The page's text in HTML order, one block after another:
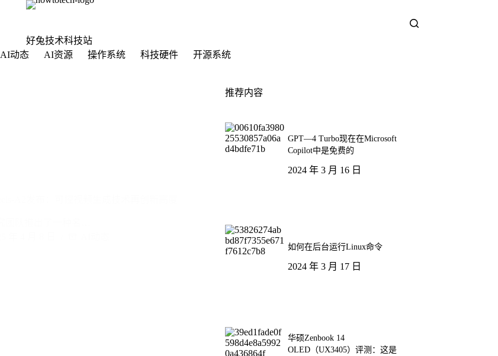
好兔技术科技站
AI动态 AI资源 操作系统 科技硬件 开源系统
推荐内容
GPT—4 Turbo现在在Microsoft
Copilot中是免费的
2024 年 3 月 16 日
如何在后台运行Linux命令
2024 年 3 月 17 日
华硕Zenbook 14
OLED（UX3405）评测：这是